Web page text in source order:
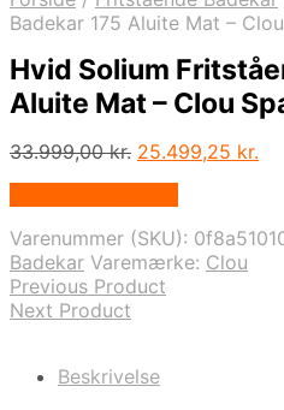
Badekar 175 Aluite Mat –
Hvid Solium
Aluite Mat – Clou
33.999,00kr. Den
33.999,00 kr..
25.499,25 kr.
Varenummer (SKU):
Badekar Varemærke: Clou
Previous Product
Next Product
Beskrivelse